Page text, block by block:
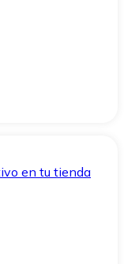
en tu tienda